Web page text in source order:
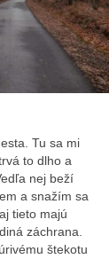
Tu sa mi
to dlho a
nej beží
a snažím sa
tieto majú
záchrana.
štekotu